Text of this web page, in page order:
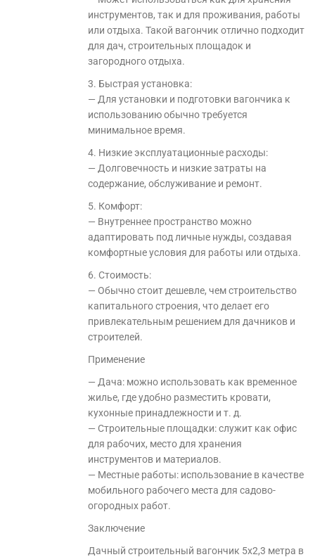
инструментов, так и для проживания, работы
или отдыха. Такой вагончик отлично подходит
для дач, строительных площадок и
загородного отдыха.
3. Быстрая установка:
— Для установки и подготовки вагончика к
использованию обычно требуется
минимальное время.
4. Низкие эксплуатационные расходы:
— Долговечность и низкие затраты на
содержание, обслуживание и ремонт.
5. Комфорт:
— Внутреннее пространство можно
адаптировать под личные нужды, создавая
комфортные условия для работы или отдыха.
6. Стоимость:
— Обычно стоит дешевле, чем строительство
капитального строения, что делает его
привлекательным решением для дачников и
строителей.
Применение
— Дача: можно использовать как временное
жилье, где удобно разместить кровати,
кухонные принадлежности и т. д.
— Строительные площадки: служит как офис
для рабочих, место для хранения
инструментов и материалов.
— Местные работы: использование в качестве
мобильного рабочего места для садово-
огородных работ.
Заключение
Дачный строительный вагончик 5х2,3 метра в